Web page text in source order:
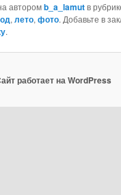
авторомb_a_lamutв
,лето,фото. Добавьте в
.
работает на WordPress